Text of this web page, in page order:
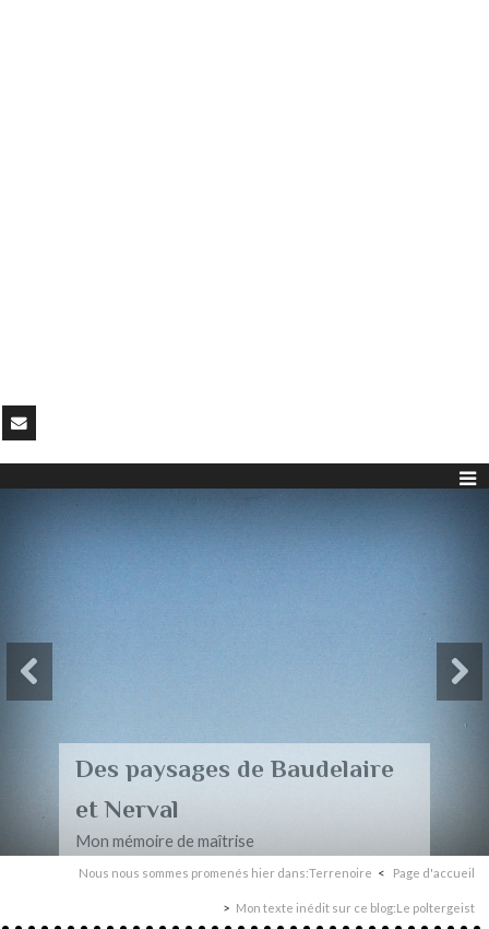
Des paysages de Baudelaire
et Nerval
Mon mémoire de maîtrise
Nous nous sommes promenés hier dans:Terrenoire Page d'accueil
Mon texte inédit sur ce blog:Le poltergeist